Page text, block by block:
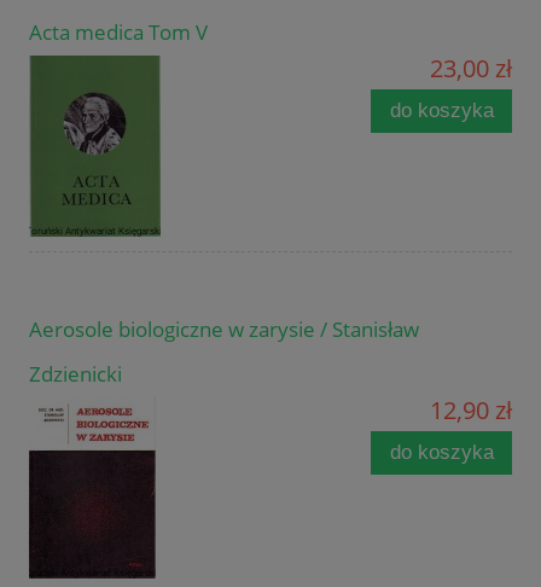
Acta medica Tom V
23,00 zł
do koszyka
Aerosole biologiczne w zarysie / Stanisław
Zdzienicki
12,90 zł
do koszyka